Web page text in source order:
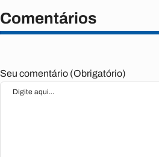
Comentários
Seu comentário (Obrigatório)